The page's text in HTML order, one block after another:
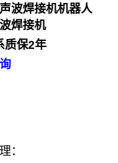
波焊接机机器人
焊接机
质保2年
：